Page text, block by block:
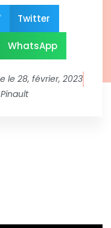
Twitter
WhatsApp
le 28, février, 2023